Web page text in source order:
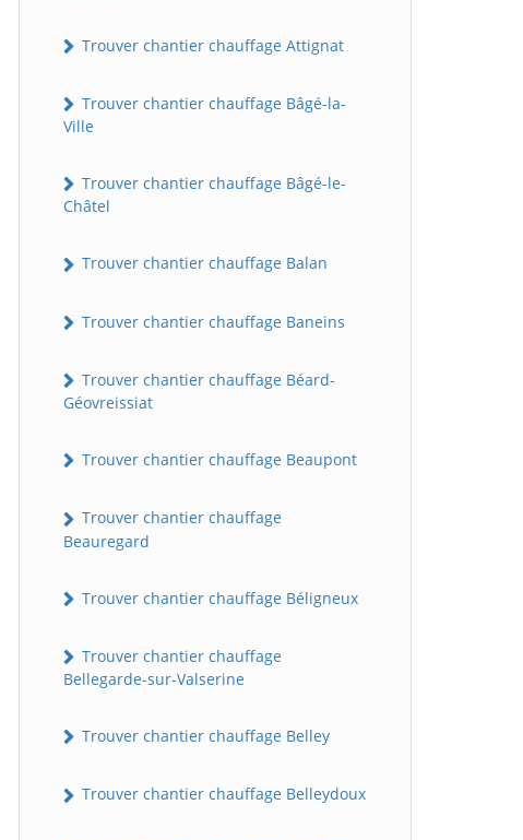
Trouver chantier chauffage Attignat
Trouver chantier chauffage Bâgé-la-
Ville
Trouver chantier chauffage Bâgé-le-
Châtel
Trouver chantier chauffage Balan
Trouver chantier chauffage Baneins
Trouver chantier chauffage Béard-
Géovreissiat
Trouver chantier chauffage Beaupont
Trouver chantier chauffage
Beauregard
Trouver chantier chauffage Béligneux
Trouver chantier chauffage
Bellegarde-sur-Valserine
Trouver chantier chauffage Belley
Trouver chantier chauffage Belleydoux